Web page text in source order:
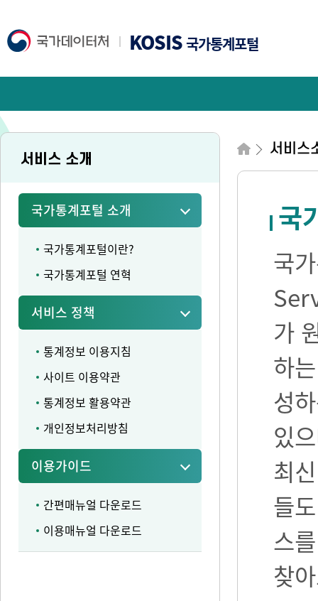
KOSIS국가통계포털
서비스 소개
국가통계포털 소개
국가통계포털이란?
국가통계포털 연혁
서비스 정책
통계정보 이용지침
사이트 이용약관
통계정보 활용약관
개인정보처리방침
이용가이드
간편매뉴얼 다운로드
이용매뉴얼 다운로드
서비스
국
국
가
하
성
있
최
들
스
찾